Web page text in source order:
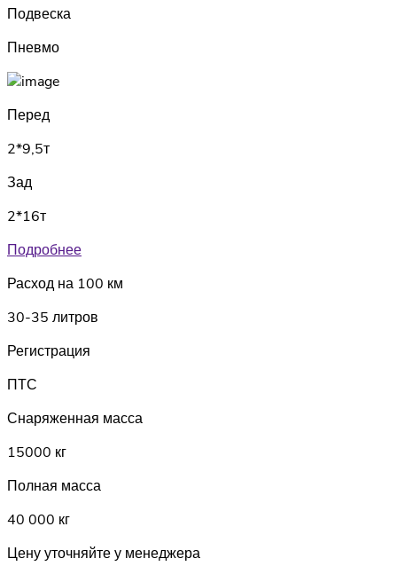
Подвеска
Пневмо
Перед
2*9,5т
Зад
2*16т
Подробнее
Расход на 100 км
30-35 литров
Регистрация
ПТС
Снаряженная масса
15000 кг
Полная масса
40 000 кг
Цену уточняйте у менеджера